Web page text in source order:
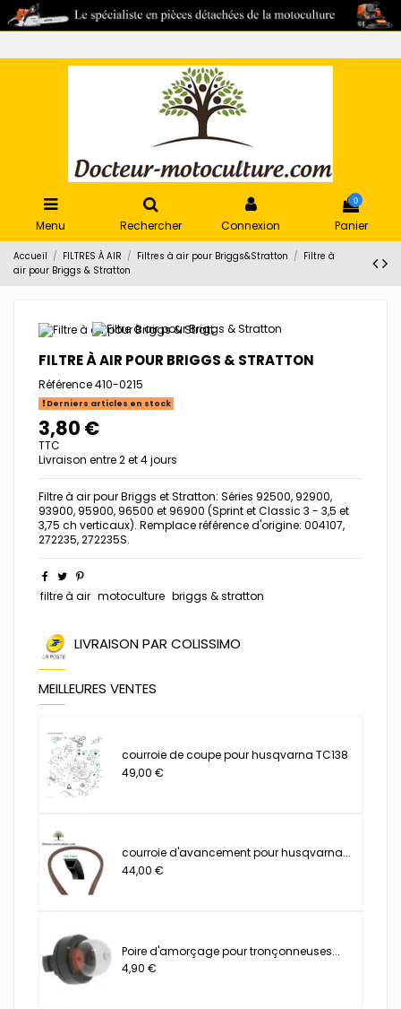
Menu Rechercher Connexion
0
Panier
Accueil FILTRES À AIR Filtres à air pour Briggs&Stratton
Filtre à
air pour Briggs & Stratton
FILTRE À AIR POUR BRIGGS & STRATTON
Référence410-0215
Derniers articles en stock
3,80 €
TTC
Livraison entre 2 et 4 jours
Filtre à air pour Briggs et Stratton: Séries 92500, 92900,
93900, 95900, 96500 et 96900 (Sprint et Classic 3 - 3,5 et
3,75 ch verticaux). Remplace référence d'origine: 004107,
272235, 272235S.
filtre à air motoculture briggs & stratton
LIVRAISON PAR COLISSIMO
MEILLEURES VENTES
courroie de coupe pour husqvarna TC138
49,00 €
courroie d'avancement pour husqvarna...
44,00 €
Poire d'amorçage pour tronçonneuses...
4,90 €